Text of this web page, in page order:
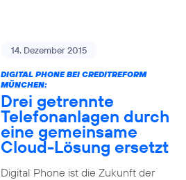
14. Dezember 2015
DIGITAL PHONE BEI CREDITREFORM
MÜNCHEN:
Drei getrennte
Telefonanlagen durch
eine gemeinsame
Cloud-Lösung ersetzt
Digital Phone ist die Zukunft der